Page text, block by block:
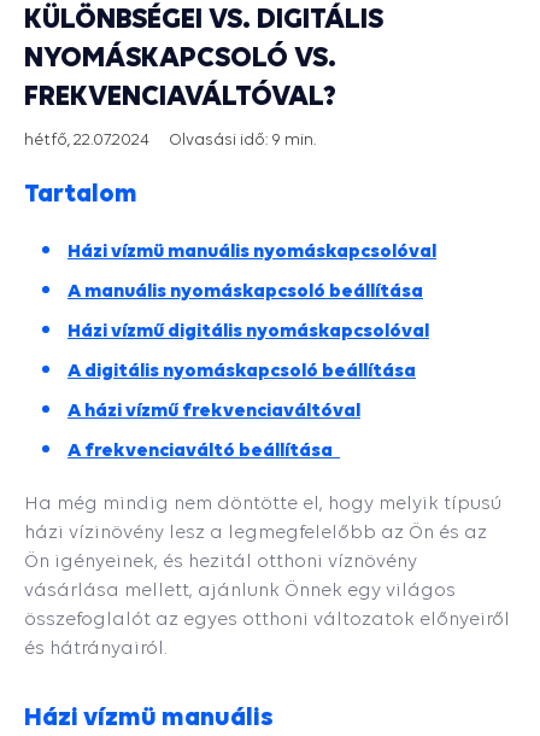
KÜLÖNBSÉGEI VS. DIGITÁLIS
NYOMÁSKAPCSOLÓ VS.
FREKVENCIAVÁLTÓVAL?
hétfő, 22.07.2024 Olvasási idő: 9 min.
Tartalom
Házi vízmü manuális nyomáskapcsolóval
A manuális nyomáskapcsoló beállítása
Házi vízmű digitális nyomáskapcsolóval
A digitális nyomáskapcsoló beállítása
A házi vízmű frekvenciaváltóval
A frekvenciaváltó beállítása
Ha még mindig nem döntötte el, hogy melyik típusú
házi vízinövény lesz a legmegfelelőbb az Ön és az
Ön igényeinek, és hezitál otthoni víznövény
vásárlása mellett, ajánlunk Önnek egy világos
összefoglalót az egyes otthoni változatok előnyeiről
és hátrányairól.
Házi vízmü manuális